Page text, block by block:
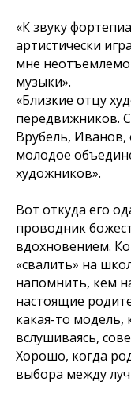
«К звуку
артистически
мне
музыки».
«Близкие отцу
передвижников.
Врубель, Иванов,
молодое
художников».
Вот откуда его
проводник
вдохновением.
«свалить» на
напомнить, кем
настоящие
какая-то модель,
вслушиваясь,
Хорошо, когда
выбора между